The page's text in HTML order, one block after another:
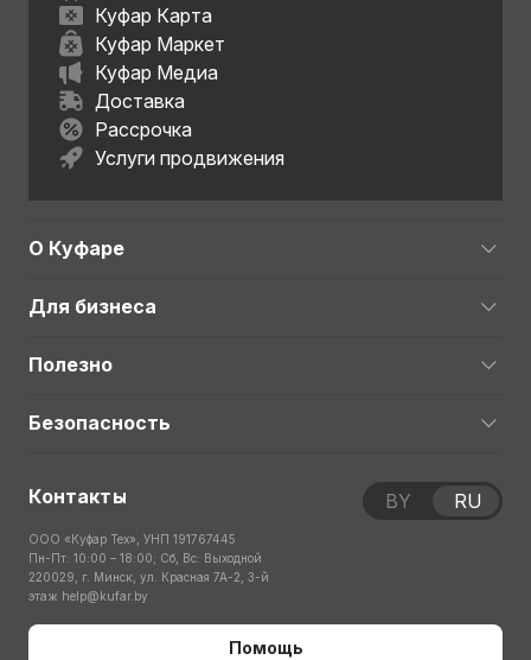
Куфар Карта
Куфар Маркет
Куфар Медиа
Доставка
Рассрочка
Услуги продвижения
О Куфаре
Для бизнеса
Полезно
Безопасность
Контакты
ООО «Куфар Тех», УНП 191767445
Пн-Пт: 10:00 – 18:00; Сб, Вс: Выходной
220029, г. Минск, ул. Красная 7А-2, 3-й
этаж help@kufar.by
Помощь
BY RU